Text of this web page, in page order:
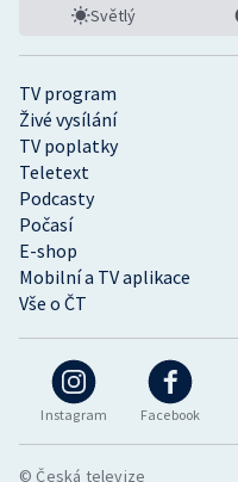
Instagram Facebook
TV program
Živé vysílání
TV poplatky
Teletext
Podcasty
Počasí
E-shop
Mobilní a TV aplikace
Vše o ČT
Světlý
© Česká televize